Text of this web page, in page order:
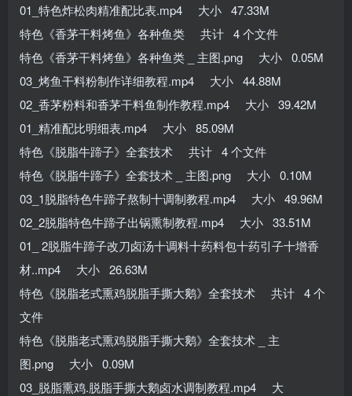
01_特色炸松肉精准配比表.mp4 大小 47.33M
特色《香茅干料烤鱼》各种鱼类 共计 4 个文件
特色《香茅干料烤鱼》各种鱼类 _ 主图.png 大小 0.05M
03_烤鱼干料粉制作详细教程.mp4 大小 44.88M
02_香茅粉料和香茅干料鱼制作教程.mp4 大小 39.42M
01_精准配比明细表.mp4 大小 85.09M
特色《脱脂牛蹄子》全套技术 共计 4 个文件
特色《脱脂牛蹄子》全套技术 _ 主图.png 大小 0.10M
03_1脱脂特色牛蹄子熬制十调制教程.mp4 大小 49.96M
02_2脱脂特色牛蹄子出锅熏制教程.mp4 大小 33.51M
01_ 2脱脂牛蹄子改刀卤汤十调料十药料包十药引子十增香
材..mp4 大小 26.63M
特色《脱脂老式熏鸡脱脂手撕大鹅》全套技术 共计 4 个
文件
特色《脱脂老式熏鸡脱脂手撕大鹅》全套技术 _ 主
图.png 大小 0.09M
03_脱脂熏鸡.脱脂手撕大鹅卤水调制教程.mp4 大